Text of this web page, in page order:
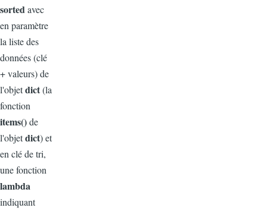
sortedavec
en paramètre
la liste des
données (clé
+ valeurs) de
l'objetdict(la
fonction
items()de
l'objetdict)et
en clé de tri,
une fonction
lambda
indiquant